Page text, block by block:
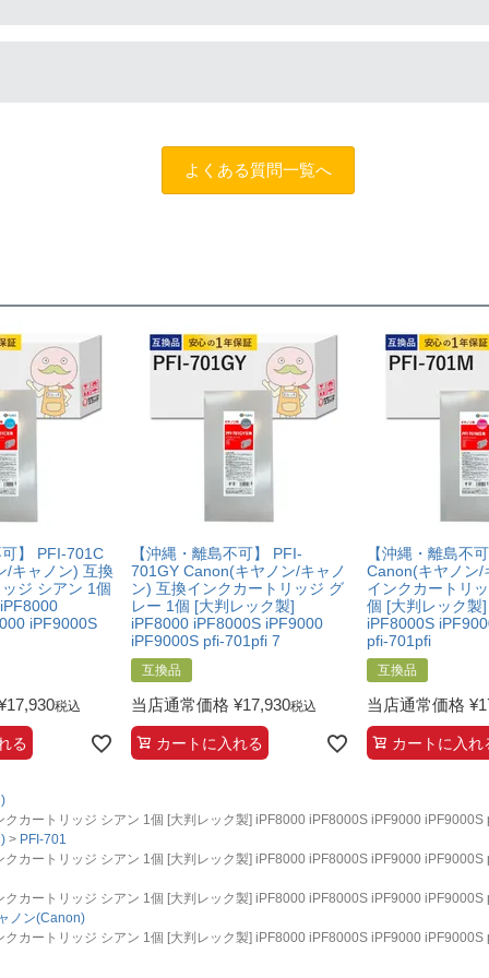
のうえでもトラブルが解決しない場合、商品の交換や全額返品
きサポートを受けていただくこと
た」等お客様都合ではないこと
スタッフにご相談のうえでもトラブルが解決せず、プリンタ
くこと。
わかる書類（修理の明細書など）をご提示いただくこと。
よるものではないこと。
よくある質問一覧へ
可】 PFI-701C
/キャノン) 互換
ジ シアン 1個
iPF9000S
17,930税込
る
【沖縄・離島不可】 PFI-
701GY Canon(キヤノン/キャノ
ン) 互換インクカートリッジ グ
レー 1個 [大判レック製]
iPF8000 iPF8000S iPF9000
iPF9000S pfi-701pfi 7
互換品
当店通常価格 ¥17,930税込
カートに入れる
【沖縄・離島不
Canon(キヤノン/
インクカートリ
個 [大判レック製
iPF8000S
pfi-701pfi
互換品
当店通常価格 ¥
カートに入れ
カートリッジ シアン 1個 [大判レック製] iPF8000 iPF8000S iPF9000
PFI-701
カートリッジ シアン 1個 [大判レック製] iPF8000 iPF8000S iPF9000
カートリッジ シアン 1個 [大判レック製] iPF8000 iPF8000S iPF9000
ノン(Canon)
カートリッジ シアン 1個 [大判レック製] iPF8000 iPF8000S iPF9000